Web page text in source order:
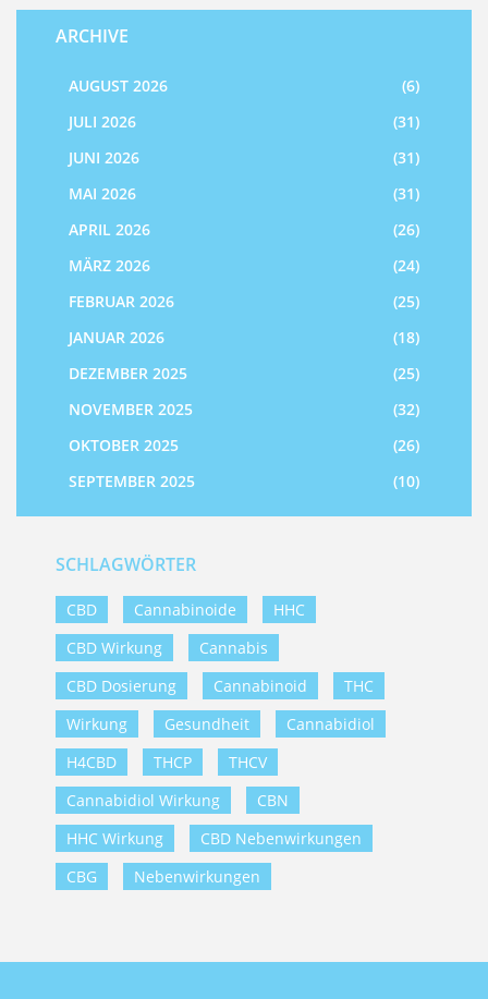
ARCHIVE
AUGUST 2026
(6)
JULI 2026
(31)
JUNI 2026
(31)
MAI 2026
(31)
APRIL 2026
(26)
MÄRZ 2026
(24)
FEBRUAR 2026
(25)
JANUAR 2026
(18)
DEZEMBER 2025
(25)
NOVEMBER 2025
(32)
OKTOBER 2025
(26)
SEPTEMBER 2025
(10)
SCHLAGWÖRTER
CBD Cannabinoide
HHC
CBD Wirkung
Cannabis
CBD Dosierung
Cannabinoid
THC
Wirkung
Gesundheit
Cannabidiol
H4CBD
THCP
THCV
Cannabidiol Wirkung
CBN
HHC Wirkung
CBD Nebenwirkungen
CBG
Nebenwirkungen